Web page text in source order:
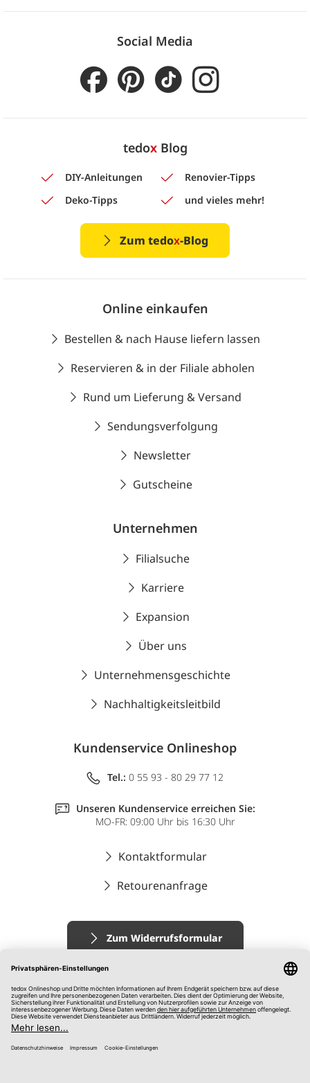
Social Media
tedoxBlog
DIY-Anleitungen
Renovier-Tipps
Deko-Tipps
und vieles mehr!
Zum tedox-Blog
Online einkaufen
Bestellen & nach Hause liefern lassen
Reservieren & in der Filiale abholen
Rund um Lieferung & Versand
Sendungsverfolgung
Newsletter
Gutscheine
Unternehmen
Filialsuche
Karriere
Expansion
Über uns
Unternehmensgeschichte
Nachhaltigkeitsleitbild
Kundenservice Onlineshop
Tel.: 0 55 93 - 80 29 77 12
Unseren Kundenservice erreichen Sie:
MO-FR: 09:00 Uhr bis 16:30 Uhr
Kontaktformular
Retourenanfrage
Zum Widerrufsformular
Impressum
AGB
Datenschutz